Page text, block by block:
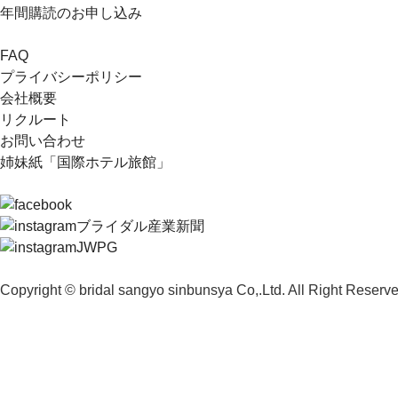
年間購読のお申し込み
FAQ
プライバシーポリシー
会社概要
リクルート
お問い合わせ
姉妹紙「国際ホテル旅館」
ブライダル産業新聞
JWPG
Copyright © bridal sangyo sinbunsya Co,.Ltd. All Right